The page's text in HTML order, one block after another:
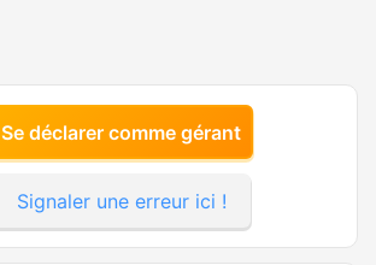
Se déclarer comme gérant
Signaler une erreur ici !